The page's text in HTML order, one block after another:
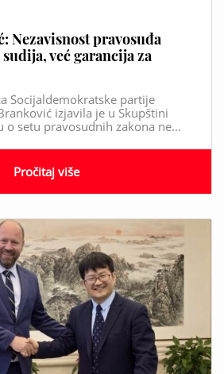
Nezavisnost pravosuđa
već garancija za
Socijaldemokratske partije
izjavila je u Skupštini
o setu pravosudnih zakona ne...
Pročitaj više